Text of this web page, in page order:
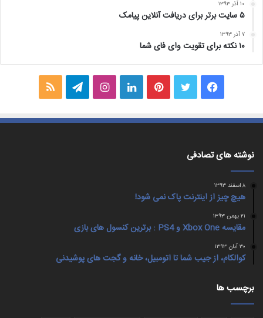
۱۰ آذر ۱۳۹۳
۵ سایت برتر برای دریافت آنلاین پیامک
۷ آذر ۱۳۹۳
۱۰ نکته برای تقویت وای فای شما
فیس توییتر‫پین‌ترستلینکدیناینستاگرامتلگرامخوراک
نوشته های تصادفی
۸ اسفند ۱۳۹۳
هیچ چیز از اینترنت پاک نمی شود!
۲۱ بهمن ۱۳۹۳
مقایسه Xbox One و PS4 : برترین کنسول های بازی
۳۰ آبان ۱۳۹۳
کوالکام، از جیب شما تا اتومبیل، خانه و گجت های پوشیدنی
برچسب ها